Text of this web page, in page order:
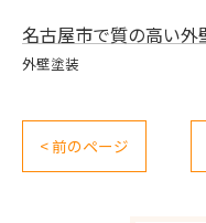
名古屋市で質の高い外
外壁塗装
< 前のページ